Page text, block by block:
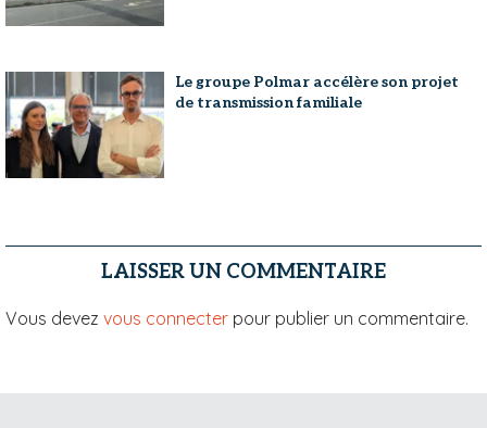
Le groupe Polmar accélère son projet
de transmission familiale
LAISSER UN COMMENTAIRE
Vous devez vous connecter pour publier un commentaire.